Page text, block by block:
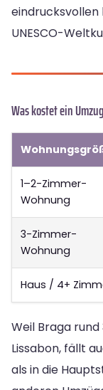
UNESCO-
Was kostet ein
1–2-Zimmer-
Wohnung
3-Zimmer-
Wohnung
Haus / 4+
Weil Braga
Lissabon, fällt
als in die